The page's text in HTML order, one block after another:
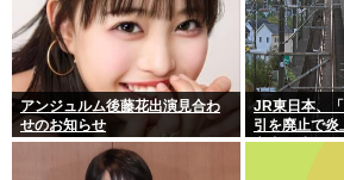
アンジュルム後藤花出演見合わ
せのお知らせ
JR東日本、
引を廃止で
亡者と成り下